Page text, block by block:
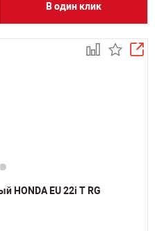
В один клик
HONDA EU 22i T RG